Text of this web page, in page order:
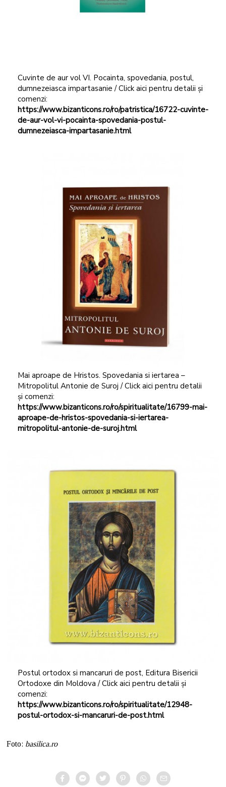
Cuvinte de aur vol VI. Pocainta, spovedania, postul,
dumnezeiasca impartasanie / Click aici pentru detalii și
comenzi:
https://www.bizanticons.ro/ro/patristica/16722-cuvinte-
de-aur-vol-vi-pocainta-spovedania-postul-
dumnezeiasca-impartasanie.html
Mai aproape de Hristos. Spovedania si iertarea –
Mitropolitul Antonie de Suroj / Click aici pentru detalii
și comenzi:
https://www.bizanticons.ro/ro/spiritualitate/16799-mai-
aproape-de-hristos-spovedania-si-iertarea-
mitropolitul-antonie-de-suroj.html
Postul ortodox si mancaruri de post, Editura Bisericii
Ortodoxe din Moldova / Click aici pentru detalii și
comenzi:
https://www.bizanticons.ro/ro/spiritualitate/12948-
postul-ortodox-si-mancaruri-de-post.html
Foto: basilica.ro